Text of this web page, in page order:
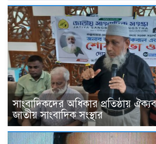
সাংবাদিকদের অধিকার প্রতিষ্ঠায়
জাতীয় সাংবাদিক সংস্থার